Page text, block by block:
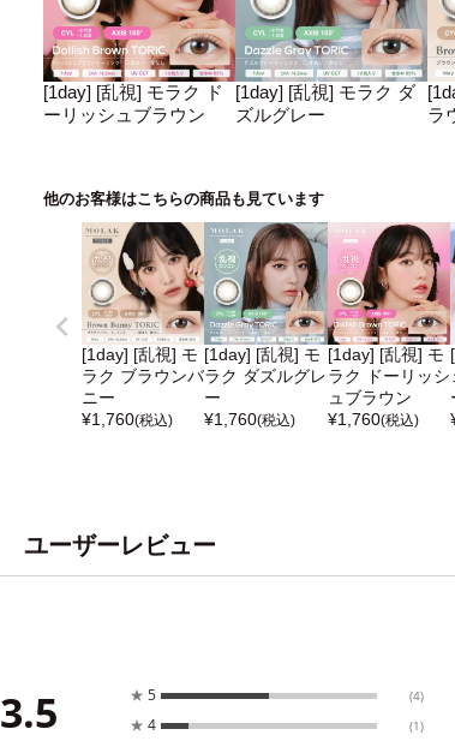
[1day] [乱視] モラク ド
ーリッシュブラウン
[1day] [乱視] モラク ダ
ズルグレー
ラ
他のお客様はこちらの商品も見ています
[1day] [乱視] モ
ラク ブラウンバ
ニー
¥1,760(税込)
[1day] [乱視] モ
ラク ダズルグレ
ー
¥1,760(税込)
[1day] [乱視] モ
ラク ドーリッシ
ュブラウン
¥1,760(税込)
ユーザーレビュー
3.5 ★ 5 (4)
★ 4 (1)